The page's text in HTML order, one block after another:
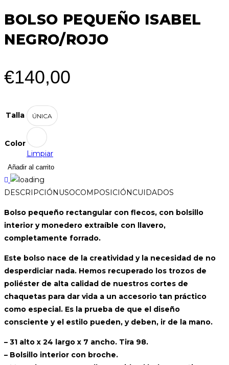
BOLSO PEQUEÑO ISABEL
NEGRO/ROJO
€140,00
Talla ÚNICA
Color
Limpiar
BOLSO
PEQUEÑO
ISABEL
cantidad
Añadir al carrito
DESCRIPCIÓNUSOCOMPOSICIÓNCUIDADOS
Bolso pequeño rectangular con flecos, con bolsillo
interior y monedero extraíble con llavero,
completamente forrado.
Este bolso nace de la creatividad y la necesidad de no
desperdiciar nada. Hemos recuperado los trozos de
poliéster de alta calidad de nuestros cortes de
chaquetas para dar vida a un accesorio tan práctico
como especial. Es la prueba de que el diseño
consciente y el estilo pueden, y deben, ir de la mano.
– 31 alto x 24 largo x 7 ancho. Tira 98.
– Bolsillo interior con broche.